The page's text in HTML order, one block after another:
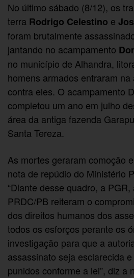
No último sábado (8/12), os
terra Rodrigo Celestino e
foram brutalmente
jantando no acampamento
no município de Alhandra,
homens armados entraram
contra eles. O acampamento
completou um ano em julho
área da antiga fazenda
Santa Tereza.
As mortes geraram comoção
nota de repúdio do Ministério
“Diante desse quadro, a
PRDC/PB reiteram o
dos direitos humanos dos
todos os esforços perante os
investigação para que a
assassinato seja esclarecida
punidos conforme a lei”, diz a